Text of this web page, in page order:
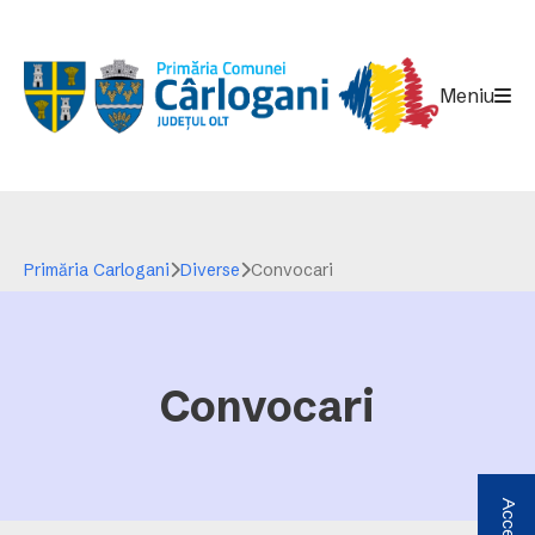
Meniu
Primăria Carlogani Diverse Convocari
Convocari